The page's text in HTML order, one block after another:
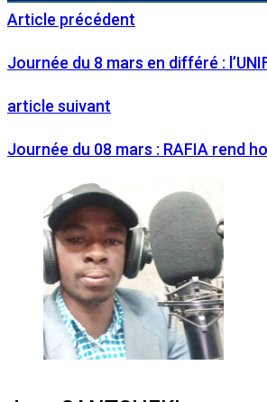
Article précédent
Journée du 8 mars en différé :
article suivant
Journée du 08 mars : RAFIA rend